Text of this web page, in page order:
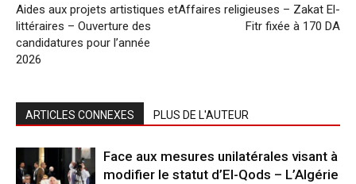
Aides aux projets artistiques et
littéraires – Ouverture des
candidatures pour l’année
2026
Affaires religieuses – Zakat El-
Fitr fixée à 170 DA
ARTICLES CONNEXES PLUS DE L'AUTEUR
Face aux mesures unilatérales visant à
modifier le statut d’El-Qods – L’Algérie